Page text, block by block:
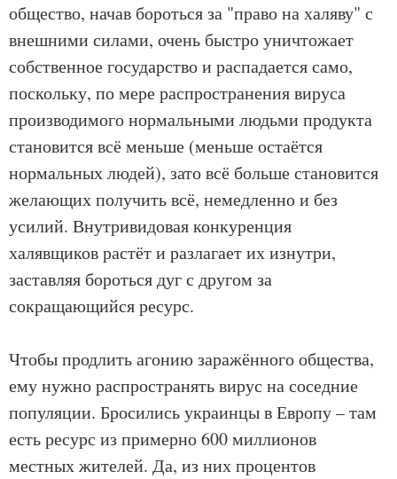
общество, начав бороться за "право на халяву" с
внешними силами, очень быстро уничтожает
собственное государство и распадается само,
поскольку, по мере распространения вируса
производимого нормальными людьми продукта
становится всё меньше (меньше остаётся
нормальных людей), зато всё больше становится
желающих получить всё, немедленно и без
усилий. Внутривидовая конкуренция
халявщиков растёт и разлагает их изнутри,
заставляя бороться дуг с другом за
сокращающийся ресурс.
Чтобы продлить агонию заражённого общества,
ему нужно распространять вирус на соседние
популяции. Бросились украинцы в Европу – там
есть ресурс из примерно 600 миллионов
местных жителей. Да, из них процентов